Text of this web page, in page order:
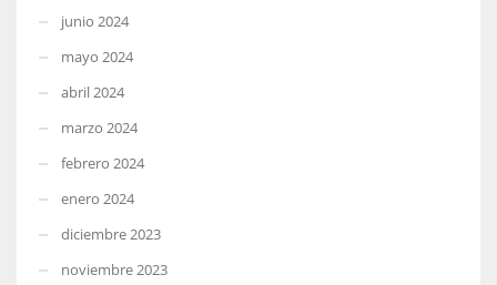
junio 2024
mayo 2024
abril 2024
marzo 2024
febrero 2024
enero 2024
diciembre 2023
noviembre 2023